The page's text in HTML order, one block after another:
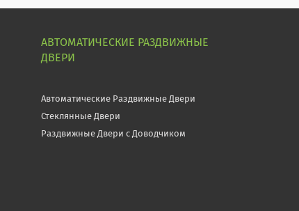
АВТОМАТИЧЕСКИЕ РАЗДВИЖНЫЕ
ДВЕРИ
Автоматические Раздвижные Двери
Стеклянные Двери
Раздвижные Двери с Доводчиком